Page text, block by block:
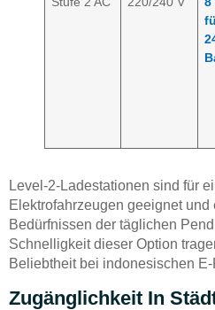
Level-2-Ladestationen sind für
Elektrofahrzeugen geeignet und
Bedürfnissen der täglichen
Schnelligkeit dieser Option
Beliebtheit bei indonesischen
Zugänglichkeit In